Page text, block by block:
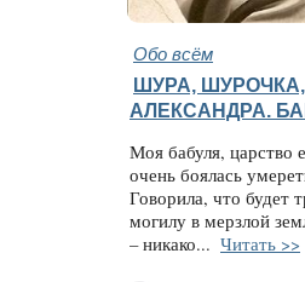
Обо всём
ШУРА, ШУРОЧКА,
АЛЕКСАНДРА.
Моя бабуля, царство
очень боялась
Говорила, что будет
могилу в мерзлой
– никако... Читать >>